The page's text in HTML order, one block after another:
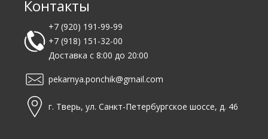
Контакты
+7 (920) 191-99-99
+7 (918) 151-32-00
Доставка с 8:00 до 20:00
pekarnya.ponchik@gmail.com
г. Тверь, ул. Санкт-Петербургское шоссе, д. 46